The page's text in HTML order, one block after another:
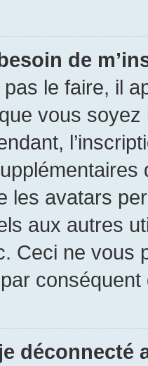
de
le faire, il
vous
les avatars
aux autres
Ceci ne vous
conséquent
déconnecté